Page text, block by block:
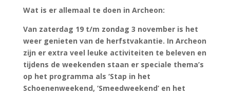
Romeinse massage in het Badhuis. Vergeet niet een
Gravendam, waar de bezoekers leren zwaardvechten,
boogschieten en laten ze graag hun ambacht zien.
Dagelijks wordt de dag afgesloten met een
spectaculaire Gladiatorenshow in de Arena. Ook
verwacht het middeleeuwse stadje Gravendam hoog
bezoek van een ridder te paard. In Archeon is er tijdens